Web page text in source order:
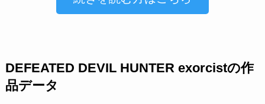
DEFEATED DEVIL HUNTER exorcistの作
品データ